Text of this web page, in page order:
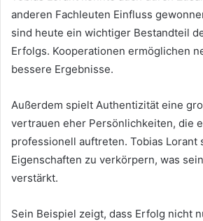
anderen Fachleuten Einfluss
sind heute ein wichtiger Bestandteil
Erfolgs. Kooperationen ermöglichen
bessere Ergebnisse.
Außerdem spielt Authentizität eine
vertrauen eher Persönlichkeiten, die
professionell auftreten. Tobias Lorant
Eigenschaften zu verkörpern, was
verstärkt.
Sein Beispiel zeigt, dass Erfolg nicht